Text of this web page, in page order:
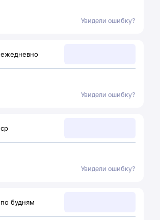
Увидели ошибку?
ежедневно
Увидели ошибку?
ср
Увидели ошибку?
по будням